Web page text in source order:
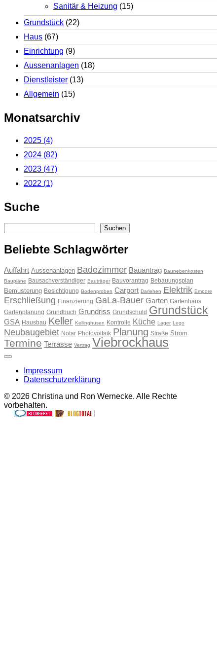
Sanitär & Heizung (15)
Grundstück (22)
Haus (67)
Einrichtung (9)
Aussenanlagen (18)
Dienstleister (13)
Allgemein (15)
Monatsarchiv
2025 (4)
2024 (82)
2023 (47)
2022 (1)
Suche
Suchen
Beliebte Schlagwörter
Auffahrt Aussenanlagen Badezimmer Bauantrag Baunebenkosten
Baupläne
Bausachverständiger Bauträger Bauvorantrag Bebauungsplan
Bemusterung Besichtigung Bodenproben Carport Darlehen Elektrik Empore
Erschließung Finanzierung GaLa-Bauer Garten Gartenhaus
Gartenplanung Grundbuch Grundriss Grundschuld Grundstück
GSA Hausbau Keller Kellinghusen Kontrolle Küche Lager Lego
Neubaugebiet Notar Photovoltaik Planung Straße Strom
Termine Terrasse Vertrag Viebrockhaus
Impressum
Datenschutzerklärung
© 2026 Christina und Ron Wernecke. Alle Rechte
vorbehalten.